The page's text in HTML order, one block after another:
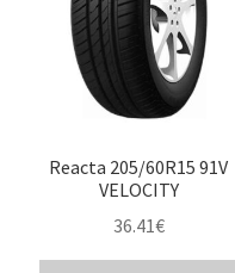
Reacta 205/60R15 91V
VELOCITY
36.41€